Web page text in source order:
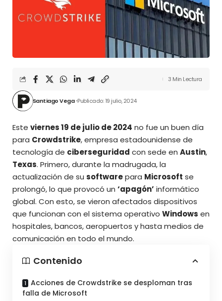
Santiago Vega Publicado: 19 julio, 2024
3 Min Lectura
Este viernes 19 de julio de 2024 no fue un buen día
para Crowdstrike, empresa estadounidense de
tecnología de ciberseguridad con sede en Austin,
Texas. Primero, durante la madrugada, la
actualización de su softwarepara Microsoft se
prolongó, lo que provocó un ‘apagón’ informático
global. Con esto, se vieron afectados dispositivos
que funcionan con el sistema operativo Windows en
hospitales, bancos, aeropuertos y hasta medios de
comunicación en todo el mundo.
Contenido
Acciones de Crowdstrike se desploman tras
falla de Microsoft